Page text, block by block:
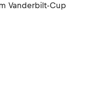
Vanderbilt-Cup